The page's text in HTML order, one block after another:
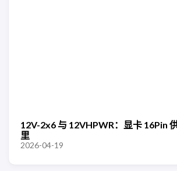
12V-2x6 与 12VHPWR：显卡 16Pin
里
2026-04-19